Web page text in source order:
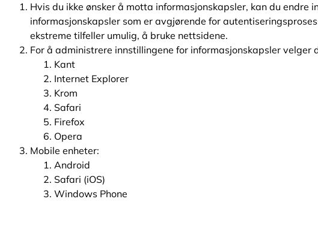
Hvis du ikke ønsker å motta informasjonskapsler, kan du
informasjonskapsler som er avgjørende for
ekstreme tilfeller umulig, å bruke nettsidene.
For å administrere innstillingene for informasjonskapsler
Kant
Internet Explorer
Krom
Safari
Firefox
Opera
Mobile enheter:
Android
Safari (iOS)
Windows Phone